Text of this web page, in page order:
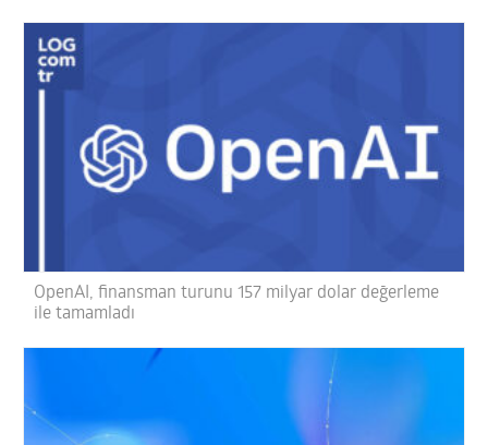
OpenAI, finansman turunu 157 milyar dolar değerleme
ile tamamladı